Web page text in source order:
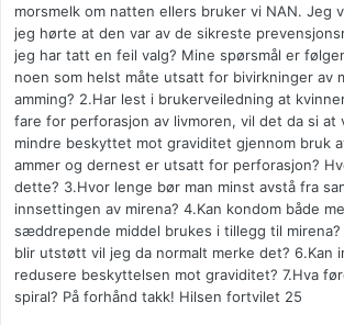
morsmelk om natten ellers bruker vi NAN. Jeg
jeg hørte at den var av de sikreste
jeg har tatt en feil valg? Mine spørsmål er
noen som helst måte utsatt for bivirkninger av
amming? 2.Har lest i brukerveiledning at
fare for perforasjon av livmoren, vil det da si at
mindre beskyttet mot graviditet gjennom bruk
ammer og dernest er utsatt for perforasjon?
dette? 3.Hvor lenge bør man minst avstå fra
innsettingen av mirena? 4.Kan kondom både
sæddrepende middel brukes i tillegg til mirena?
blir utstøtt vil jeg da normalt merke det? 6.Kan
redusere beskyttelsen mot graviditet? 7.Hva
spiral? På forhånd takk! Hilsen fortvilet 25